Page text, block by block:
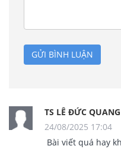
GỬI BÌNH LUẬN
TS LÊ ĐỨC QUANG
24/08/2025 17:04